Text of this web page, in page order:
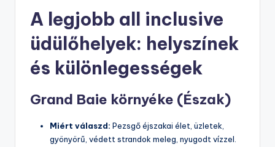
A legjobb all inclusive
üdülőhelyek: helyszínek
és különlegességek
Grand Baie környéke (Észak)
Miért válaszd: Pezsgő éjszakai élet, üzletek,
gyönyörű, védett strandok meleg, nyugodt vízzel.